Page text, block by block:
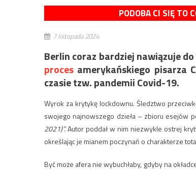
PODOBA CI SIĘ TO
7 listopada 2024
Berlin coraz bardziej nawiązuje
proces amerykańskiego pisarza
czasie tzw. pandemii Covid-19.
Wyrok za krytykę lockdownu. Śledztwo
swojego najnowszego dzieła – zbioru esejów
2021)”.Autor poddał w nim niezwykle ostrej
określając je mianem poczynań o charakterze
Być może afera nie wybuchłaby, gdyby na